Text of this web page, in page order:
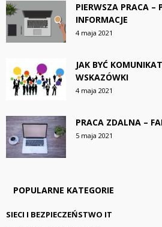
PIERWSZA PRACA –
INFORMACJE
4 maja 2021
JAK BYĆ
WSKAZÓWKI
4 maja 2021
PRACA ZDALNA –
5 maja 2021
POPULARNE KATEGORIE
SIECI I BEZPIECZEŃSTWO IT